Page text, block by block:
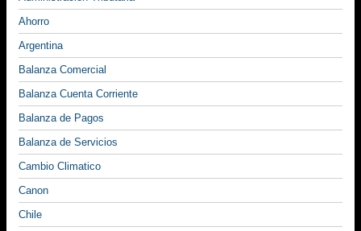
Ahorro
Argentina
Balanza Comercial
Balanza Cuenta Corriente
Balanza de Pagos
Balanza de Servicios
Cambio Climatico
Canon
Chile